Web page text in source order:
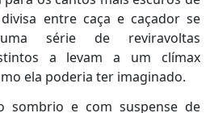
entre caça e caçador se
série de reviravoltas
a levam a um clímax
ela poderia ter imaginado.
sombrio e com suspense de